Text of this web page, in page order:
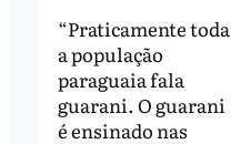
“Praticamente toda
a população
paraguaia fala
guarani. O guarani
é ensinado nas